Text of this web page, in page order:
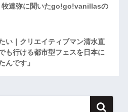
達弥に聞いたgo!go!vanillasの
い｜クリエイティブマン清水直
も行ける都市型フェスを日本に
んです」